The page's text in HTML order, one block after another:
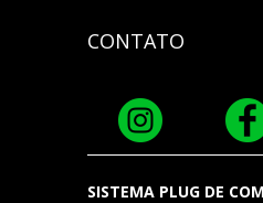
CONTATO
SISTEMA PLUG DE